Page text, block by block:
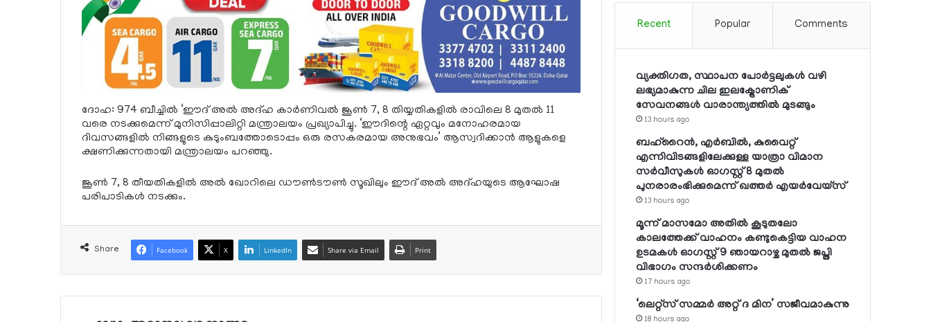
ദോഹ: 974 ബീച്ചില്‍ ‘ഈദ് അല്‍ അദ്ഹ കാര്‍ണിവല്‍ ജൂണ്‍ 7, 8 തിയ്യതികളില്‍ രാവിലെ 8 മുതല്‍ 11
വരെ നടക്കുമെന്ന് മുനിസിപ്പാലിറ്റി മന്ത്രാലയം പ്രഖ്യാപിച്ചു. ‘ഈദിന്റെ ഏറ്റവും മനോഹരമായ
ദിവസങ്ങളില്‍ നിങ്ങളുടെ കുടുംബത്തോടൊപ്പം ഒരു രസകരമായ അനുഭവം’ ആസ്വദിക്കാന്‍ ആളുകളെ
ക്ഷണിക്കുന്നതായി മന്ത്രാലയം പറഞ്ഞു.
ജൂണ്‍ 7, 8 തീയതികളില്‍ അല്‍ ഖോറിലെ ഡൗണ്‍ടൗണ്‍ സൂഖിലും ഈദ് അല്‍ അദ്ഹയുടെ ആഘോഷ
പരിപാടികള്‍ നടക്കും.
Share Facebook X LinkedIn Share via Email Print
Recent Popular Comments
വ്യക്തിഗത, സ്ഥാപന പോര്‍ട്ടലുകള്‍ വഴി
ലഭ്യമാകുന്ന ചില ഇലക്ട്രോണിക്
സേവനങ്ങള്‍ വാരാന്ത്യത്തില്‍ മുടങ്ങും
13 hours ago
ബഹ്റൈന്‍, എര്‍ബില്‍, കുവൈറ്റ്
എന്നിവിടങ്ങളിലേക്കുള്ള യാത്രാ വിമാന
സര്‍വീസുകള്‍ ഓഗസ്റ്റ് 8 മുതല്‍
പുനരാരംഭിക്കുമെന്ന് ഖത്തര്‍ എയര്‍വേയ്സ്
13 hours ago
മൂന്ന് മാസമോ അതില്‍ കൂടുതലോ
കാലത്തേക്ക് വാഹനം കണ്ടുകെട്ടിയ വാഹന
ഉടമകള്‍ ഓഗസ്റ്റ് 9 ഞായറാഴ്ച മുതല്‍ ജപ്തി
വിഭാഗം സന്ദര്‍ശിക്കണം
17 hours ago
‘ലെറ്റ്‌സ് സമ്മര്‍ അറ്റ് ദ മിന’ സജീവമാകുന്നു
18 hours ago